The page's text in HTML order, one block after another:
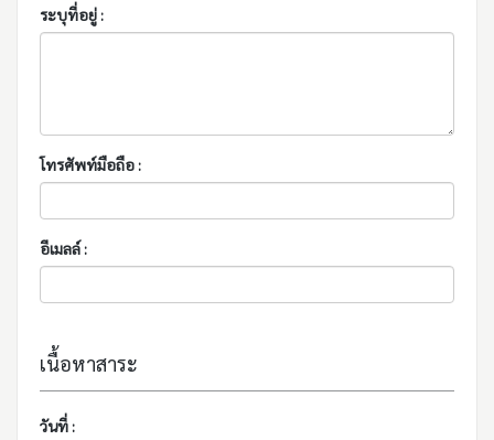
ระบุที่อยู่ :
โทรศัพท์มือถือ :
อีเมลล์ :
เนื้อหาสาระ
วันที่ :